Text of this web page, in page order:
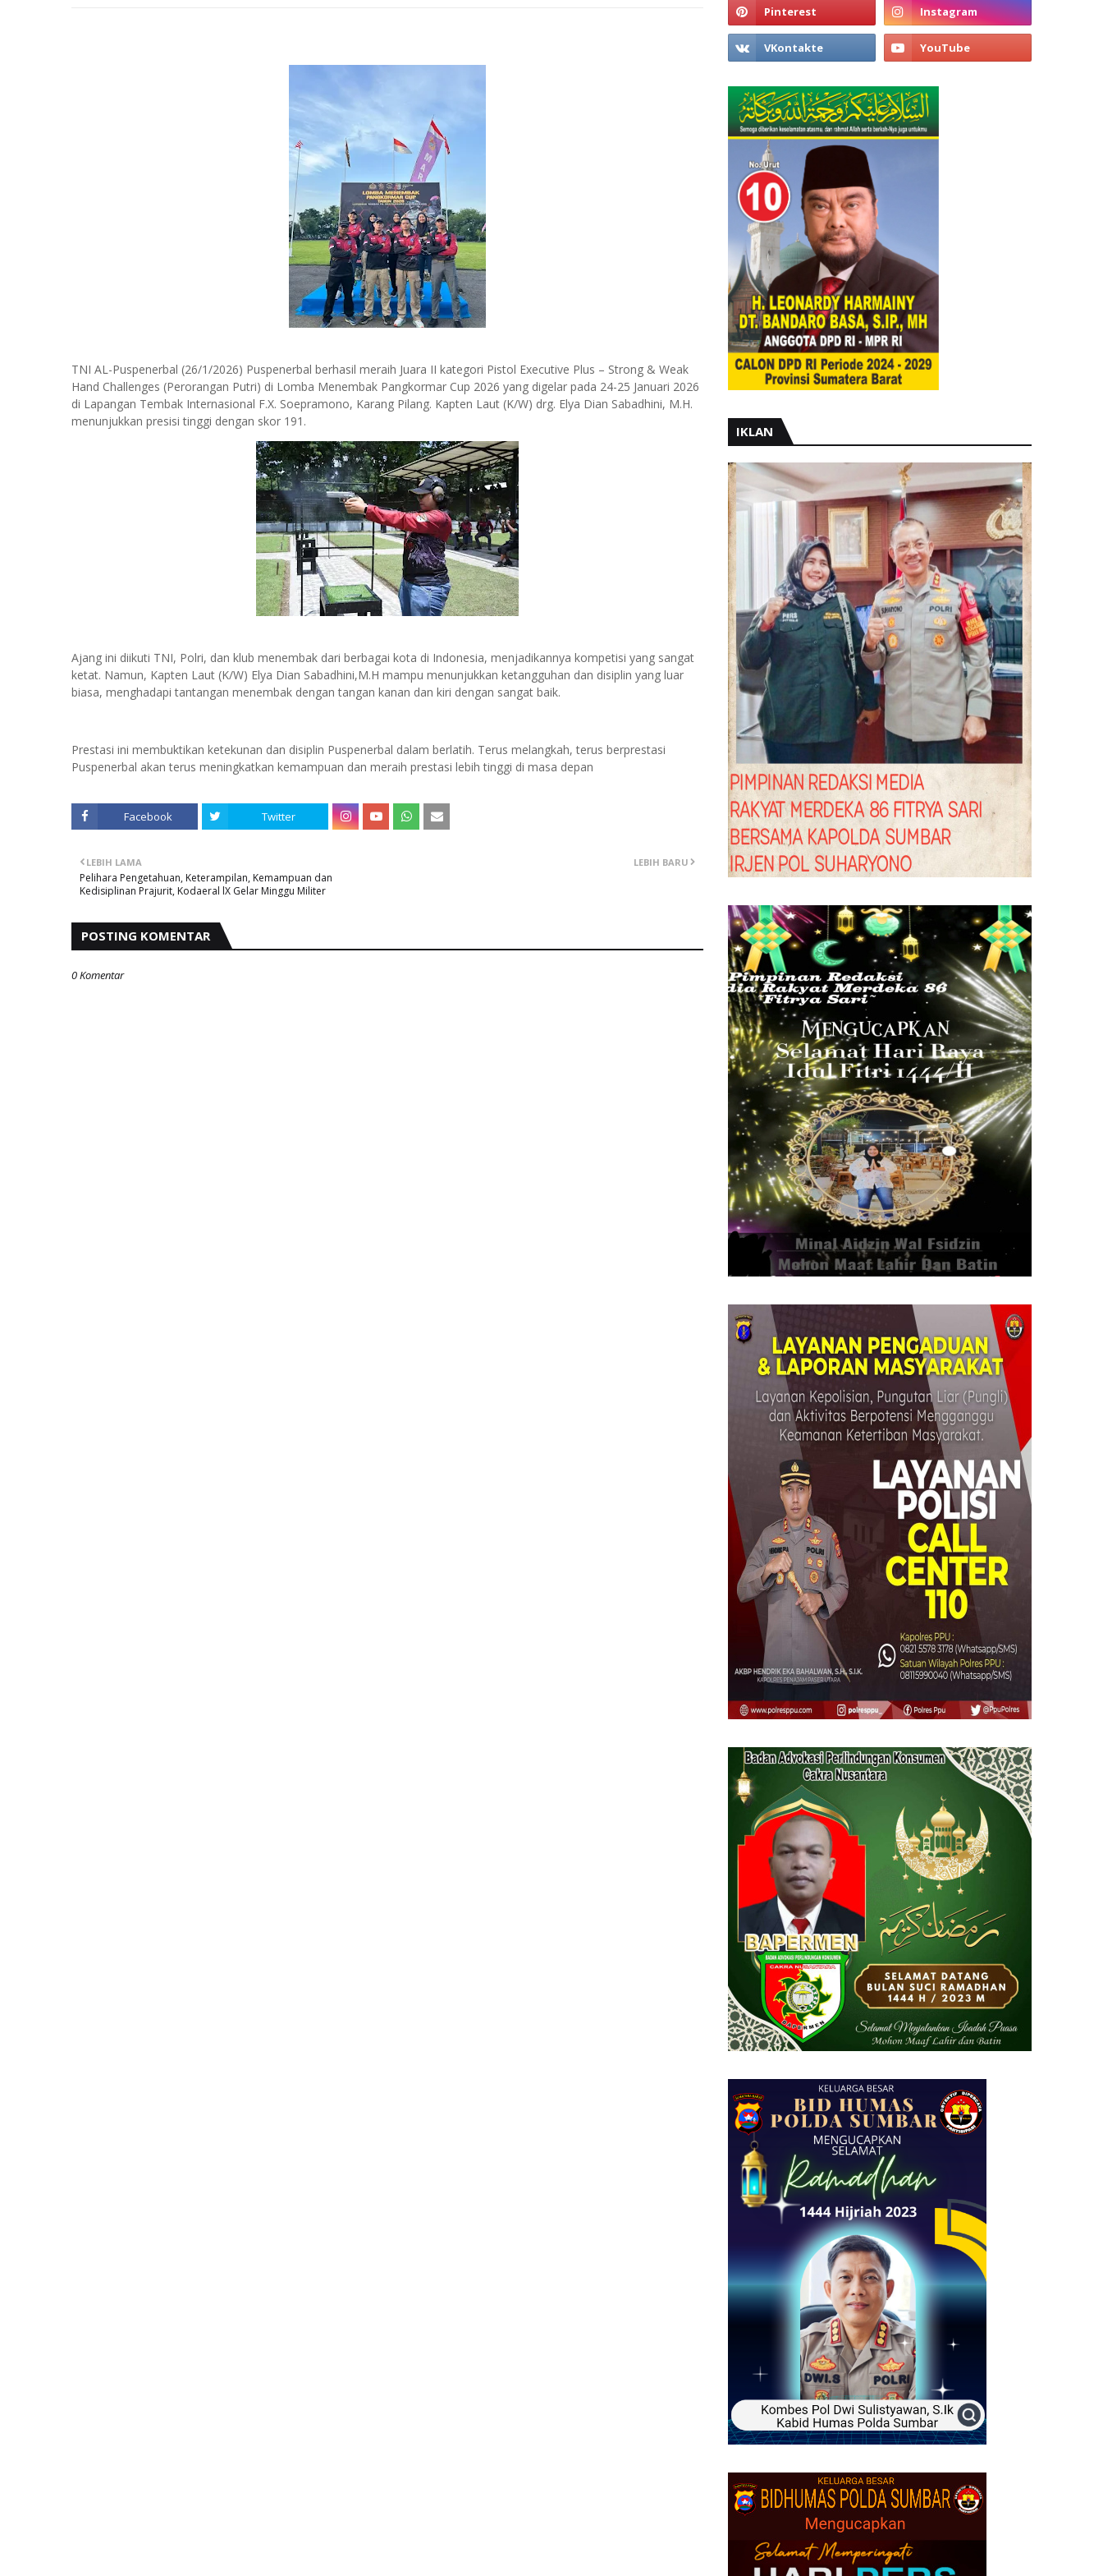
TNI AL-Puspenerbal (26/1/2026) Puspenerbal berhasil meraih Juara II kategori Pistol Executive Plus – Strong & Weak
Hand Challenges (Perorangan Putri) di Lomba Menembak Pangkormar Cup 2026 yang digelar pada 24-25 Januari 2026
di Lapangan Tembak Internasional F.X. Soepramono, Karang Pilang. Kapten Laut (K/W) drg. Elya Dian Sabadhini, M.H.
menunjukkan presisi tinggi dengan skor 191.
Ajang ini diikuti TNI, Polri, dan klub menembak dari berbagai kota di Indonesia, menjadikannya kompetisi yang sangat
ketat. Namun, Kapten Laut (K/W) Elya Dian Sabadhini,M.H mampu menunjukkan ketangguhan dan disiplin yang luar
biasa, menghadapi tantangan menembak dengan tangan kanan dan kiri dengan sangat baik.
Prestasi ini membuktikan ketekunan dan disiplin Puspenerbal dalam berlatih. Terus melangkah, terus berprestasi
Puspenerbal akan terus meningkatkan kemampuan dan meraih prestasi lebih tinggi di masa depan
Facebook Twitter
LEBIH BARU
LEBIH LAMA
Pelihara Pengetahuan, Keterampilan, Kemampuan dan
Kedisiplinan Prajurit, Kodaeral lX Gelar Minggu Militer
POSTING KOMENTAR
0 Komentar
IKLAN